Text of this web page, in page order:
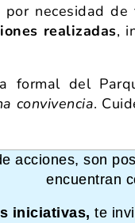
por necesidad de
realizadas,
formal del
convivencia.
acciones, son
encuentran
iniciativas, te